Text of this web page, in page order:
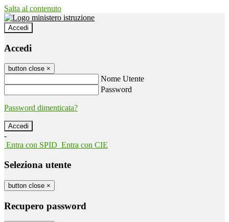
Salta al contenuto
Accedi
Accedi
button close ×
Nome Utente
Password
Password dimenticata?
-
Entra con SPID Entra con CIE
Seleziona utente
button close ×
Recupero password